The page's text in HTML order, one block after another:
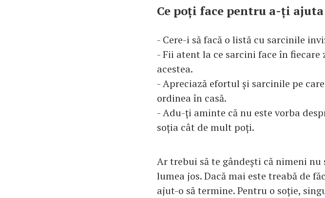
Ce poți face pentru a-ți
- Cere-i să facă o listă cu sarcinile
- Fii atent la ce sarcini face în
acestea.
- Apreciază efortul și sarcinile pe
ordinea în casă.
- Adu-ți aminte că nu este vorba
soția cât de mult poți.
Ar trebui să te gândești că nimeni
lumea jos. Dacă mai este treabă de
ajut-o să termine. Pentru o soție,